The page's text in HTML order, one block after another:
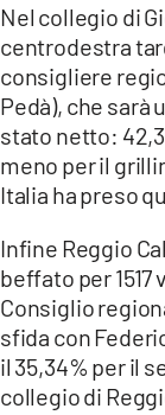
Nel collegio di
centrodestra
consigliere
Pedà), che sarà
stato netto:
meno per il
Italia ha preso
Infine Reggio
beffato per
Consiglio
sfida con
il 35,34% per il
collegio di